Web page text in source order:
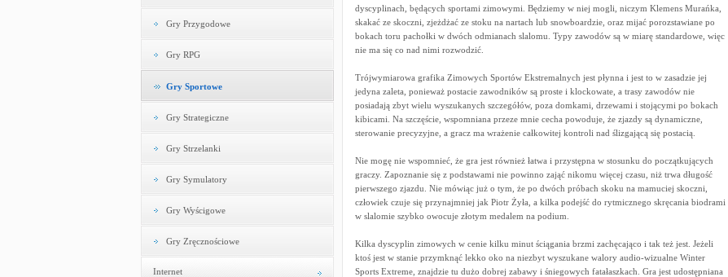
Gry Przygodowe
Gry RPG
Gry Sportowe
Gry Strategiczne
Gry Strzelanki
Gry Symulatory
Gry Wyścigowe
Gry Zręcznościowe
Internet
dyscyplinach, będących sportami zimowymi. Będziemy w niej mogli, niczym Klemens Murańka,
skakać ze skoczni, zjeżdżać ze stoku na nartach lub snowboardzie, oraz mijać porozstawiane po
bokach toru pachołki w dwóch odmianach slalomu. Typy zawodów są w miarę standardowe, więc
nie ma się co nad nimi rozwodzić.
Trójwymiarowa grafika Zimowych Sportów Ekstremalnych jest płynna i jest to w zasadzie jej
jedyna zaleta, ponieważ postacie zawodników są proste i klockowate, a trasy zawodów nie
posiadają zbyt wielu wyszukanych szczegółów, poza domkami, drzewami i stojącymi po bokach
kibicami. Na szczęście, wspomniana przeze mnie cecha powoduje, że zjazdy są dynamiczne,
sterowanie precyzyjne, a gracz ma wrażenie całkowitej kontroli nad ślizgającą się postacią.
Nie mogę nie wspomnieć, że gra jest również łatwa i przystępna w stosunku do początkujących
graczy. Zapoznanie się z podstawami nie powinno zająć nikomu więcej czasu, niż trwa długość
pierwszego zjazdu. Nie mówiąc już o tym, że po dwóch próbach skoku na mamuciej skoczni,
człowiek czuje się przynajmniej jak Piotr Żyła, a kilka podejść do rytmicznego skręcania biodrami
w slalomie szybko owocuje złotym medalem na podium.
Kilka dyscyplin zimowych w cenie kilku minut ściągania brzmi zachęcająco i tak też jest. Jeżeli
ktoś jest w stanie przymknąć lekko oko na niezbyt wyszukane walory audio-wizualne Winter
Sports Extreme, znajdzie tu dużo dobrej zabawy i śniegowych fatałaszkach. Gra jest udostępniana